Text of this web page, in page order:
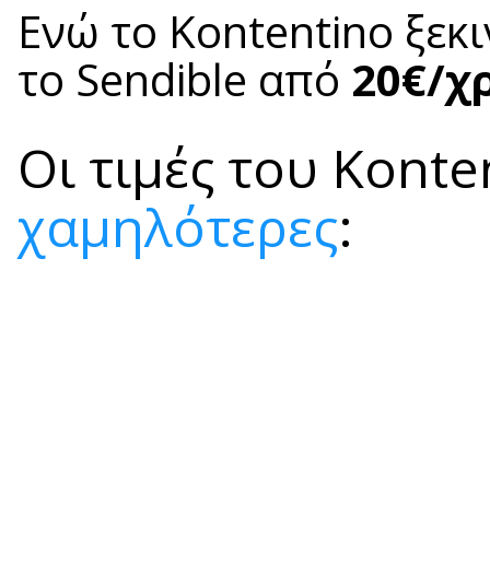
Ενώ το Kontentino
το Sendible από 20€/
Οι τιμές του
χαμηλότερες: